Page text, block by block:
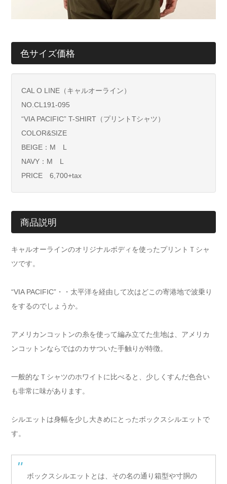
色サイズ価格
CAL O LINE（キャルオーライン）
NO.CL191-095
“VIA PACIFIC” T-SHIRT（プリントTシャツ）
COLOR&SIZE
BEIGE：M L
NAVY：M L
PRICE 6,700+tax
商品説明
キャルオーラインのオリジナルボディを使ったプリントＴシャ
ツです。
“VIA PACIFIC”・・太平洋を経由して次はどこの寄港地で波乗り
をするのでしょうか。
アメリカンコットンの糸を使って編み立てた生地は、アメリカ
ンコットンならではのカサついた手触りが特徴。
一般的なＴシャツのホワイトに比べると、少しくすんだ色合い
も非常に味があります。
シルエットは身幅を少し大きめにとったボックスシルエットで
す。
ボックスシルエットとは、その名の通り箱型や寸胴の